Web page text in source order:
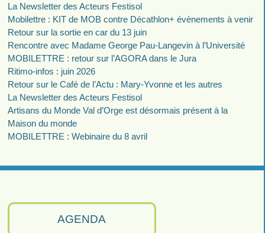
AGENDA
La Newsletter des Acteurs Festisol
Mobilettre : KIT de MOB contre Décathlon+ évènements à venir
Retour sur la sortie en car du 13 juin
Rencontre avec Madame George Pau-Langevin à l’Université
MOBILETTRE : retour sur l’AGORA dans le Jura
Ritimo-infos : juin 2026
Retour sur le Café de l’Actu : Mary-Yvonne et les autres
La Newsletter des Acteurs Festisol
Artisans du Monde Val d’Orge est désormais présent à la
Maison du monde
MOBILETTRE : Webinaire du 8 avril